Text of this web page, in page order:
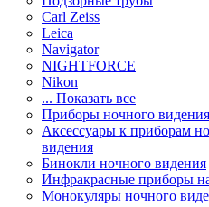
Carl Zeiss
Leica
Navigator
NIGHTFORCE
Nikon
... Показать все
Приборы ночного видения
Аксессуары к приборам
видения
Бинокли ночного видения
Инфракрасные приборы
Монокуляры ночного